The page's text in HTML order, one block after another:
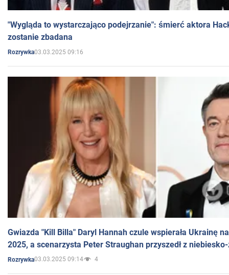
"Wygląda to wystarczająco podejrzanie": śmierć aktora
zostanie zbadana
Rozrywka03.03.2025 09:16
Gwiazda "Kill Billa" Daryl Hannah czule wspierała Ukrainę
2025, a scenarzysta Peter Straughan przyszedł z
Rozrywka03.03.2025 09:14 4